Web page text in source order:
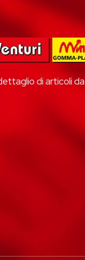
di articoli da